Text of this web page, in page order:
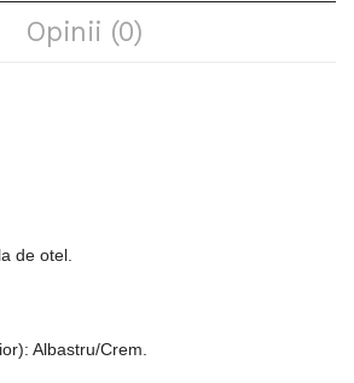
Opinii (0)
de otel.
Albastru/Crem.